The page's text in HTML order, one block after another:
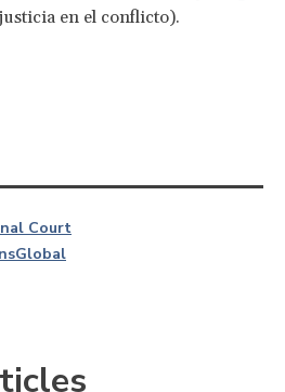
en el conflicto).
Court
Global